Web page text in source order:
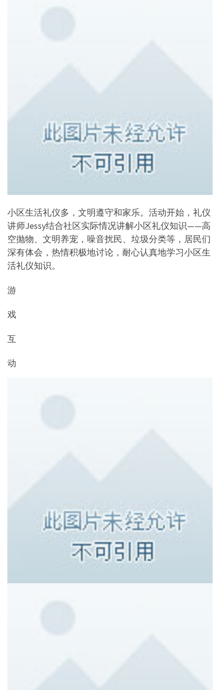
小区生活礼仪多，文明遵守和家乐。活动开始，礼仪
讲师Jessy结合社区实际情况讲解小区礼仪知识——高
空抛物、文明养宠，噪音扰民、垃圾分类等，居民们
深有体会，热情积极地讨论，耐心认真地学习小区生
活礼仪知识。
游
戏
互
动